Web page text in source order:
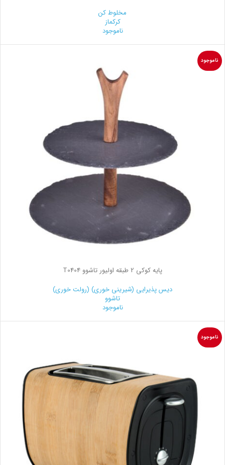
مخلوط کن
کرکماز
ناموجود
ناموجود
پایه کوکی 2 طبقه اولیور تاشوو T0404
دیس پذیرایی (شیرینی خوری) (رولت خوری)
تاشوو
ناموجود
ناموجود